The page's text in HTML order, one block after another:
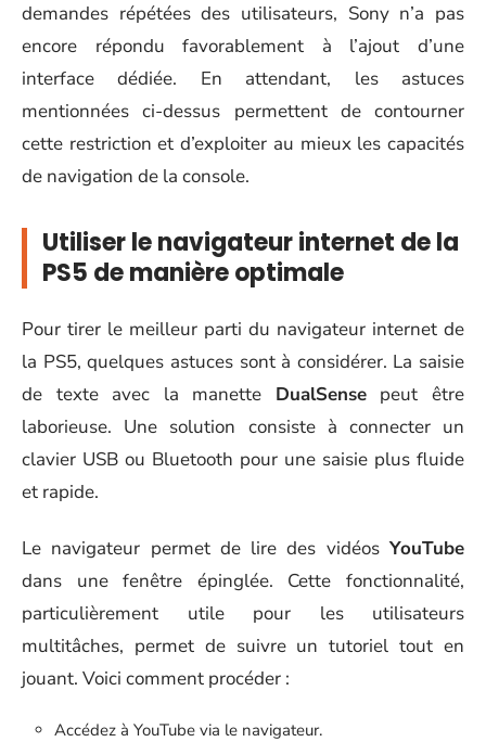
demandes répétées des utilisateurs, Sony n’a pas
encore répondu favorablement à l’ajout d’une
interface dédiée. En attendant, les astuces
mentionnées ci-dessus permettent de contourner
cette restriction et d’exploiter au mieux les capacités
de navigation de la console.
Utiliser le navigateur internet de la
PS5 de manière optimale
Pour tirer le meilleur parti du navigateur internet de
la PS5, quelques astuces sont à considérer. La saisie
de texte avec la manette DualSensepeut être
laborieuse. Une solution consiste à connecter un
clavier USB ou Bluetooth pour une saisie plus fluide
et rapide.
Le navigateur permet de lire des vidéosYouTube
dans une fenêtre épinglée. Cette fonctionnalité,
particulièrement utile pour les utilisateurs
multitâches, permet de suivre un tutoriel tout en
jouant. Voici comment procéder :
Accédez à YouTube via le navigateur.